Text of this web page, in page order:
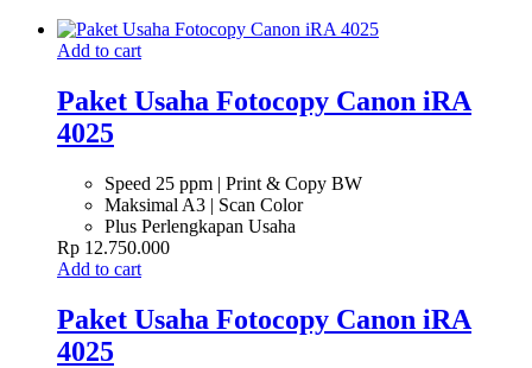
Add to cart
Paket Usaha Fotocopy Canon iRA
4025
Speed 25 ppm | Print & Copy BW
Maksimal A3 | Scan Color
Plus Perlengkapan Usaha
Rp 12.750.000
Add to cart
Paket Usaha Fotocopy Canon iRA
4025